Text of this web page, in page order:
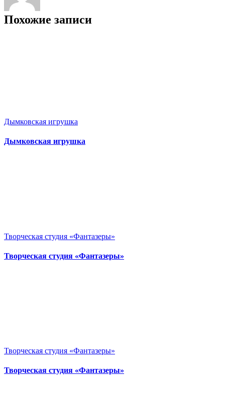
Похожие записи
Дымковская игрушка
Дымковская игрушка
Творческая студия «Фантазеры»
Творческая студия «Фантазеры»
Творческая студия «Фантазеры»
Творческая студия «Фантазеры»